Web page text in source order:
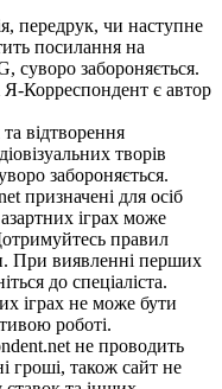
передрук, чи наступне
посилання на
суворо забороняється.
Я-Корреспондент є автор
відтворення
творів
забороняється.
призначені для осіб
іграх може
правил
При виявленні перших
до спеціаліста.
іграх не може бути
роботі.
не проводить
гроші, також сайт не